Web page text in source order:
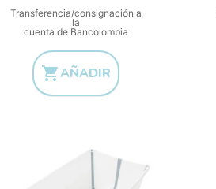
Transferencia/consignación a
la
cuenta de Bancolombia
AÑADIR